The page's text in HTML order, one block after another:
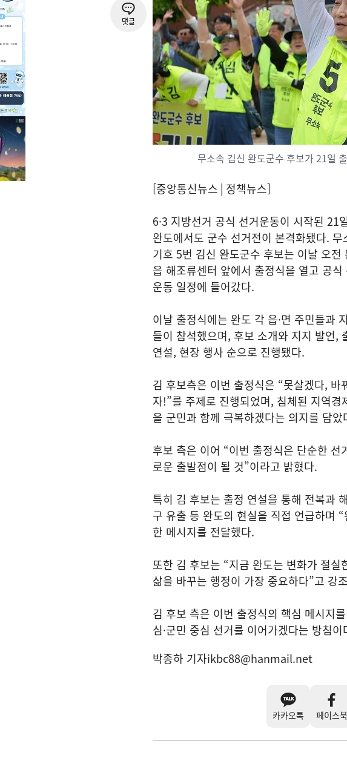
댓글
무소속 김신 완도군수 후보가 21일
[중앙통신뉴스│정책뉴스]
6·3 지방선거 공식 선거운동이 시작된 21
완도에서도 군수 선거전이 본격화됐다. 무
기호 5번 김신 완도군수 후보는 이날 오전
읍 해조류센터 앞에서 출정식을 열고 공식
운동 일정에 들어갔다.
이날 출정식에는 완도 각 읍·면 주민들과
들이 참석했으며, 후보 소개와 지지 발언,
연설, 현장 행사 순으로 진행됐다.
김 후보측은 이번 출정식은 “못살겠다, 바
자!”를 주제로 진행되었며, 침체된 지역
을 군민과 함께 극복하겠다는 의지를 담았
후보 측은 이어 “이번 출정식은 단순한
로운 출발점이 될 것”이라고 밝혔다.
특히 김 후보는 출정 연설을 통해 전복과
구 유출 등 완도의 현실을 직접 언급하며
한 메시지를 전달했다.
또한 김 후보는 “지금 완도는 변화가 절
삶을 바꾸는 행정이 가장 중요하다”고 강
김 후보 측은 이번 출정식의 핵심 메시지
심·군민 중심 선거를 이어가겠다는 방침이
박종하 기자ikbc88@hanmail.net
카카오톡 페이스북